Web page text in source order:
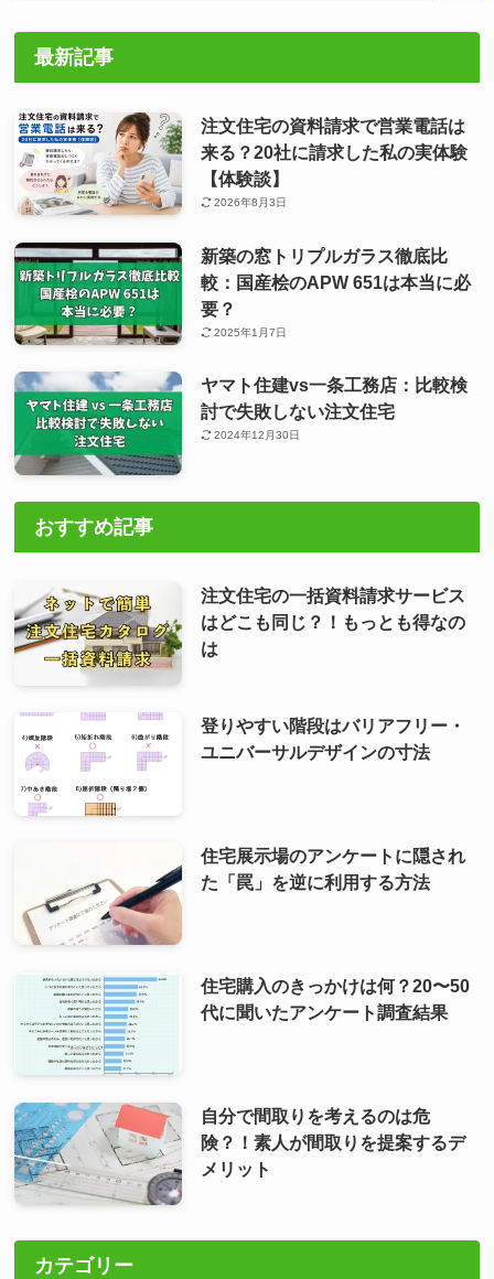
最新記事
注文住宅の資料請求で営業電話は
来る？20社に請求した私の実体験
【体験談】
2026年8月3日
新築の窓トリプルガラス徹底比
較：国産桧のAPW 651は本当に必
要？
2025年1月7日
ヤマト住建vs一条工務店：比較検
討で失敗しない注文住宅
2024年12月30日
おすすめ記事
注文住宅の一括資料請求サービス
はどこも同じ？！もっとも得なの
は
登りやすい階段はバリアフリー・
ユニバーサルデザインの寸法
住宅展示場のアンケートに隠され
た「罠」を逆に利用する方法
住宅購入のきっかけは何？20〜50
代に聞いたアンケート調査結果
自分で間取りを考えるのは危
険？！素人が間取りを提案するデ
メリット
カテゴリー